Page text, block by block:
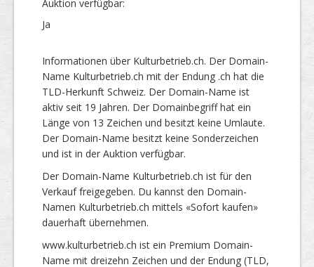
Auktion verfügbar:
Ja
Informationen über Kulturbetrieb.ch. Der Domain-
Name Kulturbetrieb.ch mit der Endung .ch hat die
TLD-Herkunft Schweiz. Der Domain-Name ist
aktiv seit 19 Jahren. Der Domainbegriff hat ein
Länge von 13 Zeichen und besitzt keine Umlaute.
Der Domain-Name besitzt keine Sonderzeichen
und ist in der Auktion verfügbar.
Der Domain-Name Kulturbetrieb.ch ist für den
Verkauf freigegeben. Du kannst den Domain-
Namen Kulturbetrieb.ch mittels «Sofort kaufen»
dauerhaft übernehmen.
www.kulturbetrieb.ch ist ein Premium Domain-
Name mit dreizehn Zeichen und der Endung (TLD,